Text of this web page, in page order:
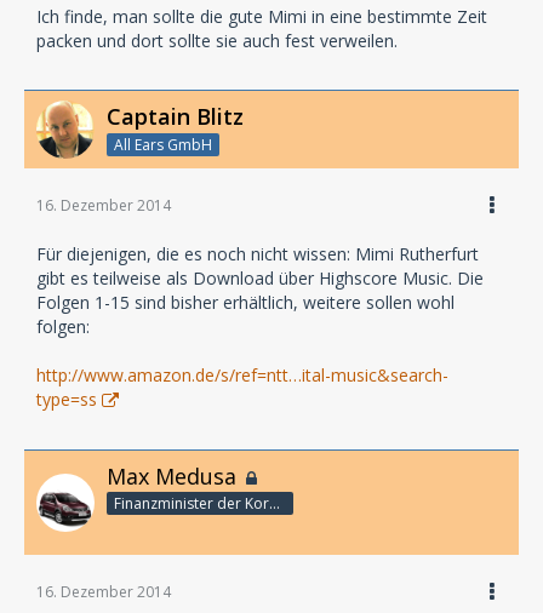
Ich finde, man sollte die gute Mimi in eine bestimmte Zeit
packen und dort sollte sie auch fest verweilen.
Captain Blitz
All Ears GmbH
16. Dezember 2014
Für diejenigen, die es noch nicht wissen: Mimi Rutherfurt
gibt es teilweise als Download über Highscore Music. Die
Folgen 1-15 sind bisher erhältlich, weitere sollen wohl
folgen:
http://www.amazon.de/s/ref=ntt…ital-music&search-
type=ss
Max Medusa
Finanzminister der Korporation
16. Dezember 2014